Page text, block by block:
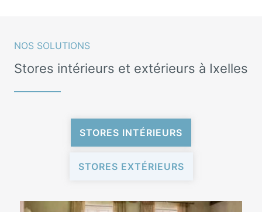
NOS SOLUTIONS
Stores intérieurs et extérieurs à Ixelles
STORES INTÉRIEURS
STORES EXTÉRIEURS